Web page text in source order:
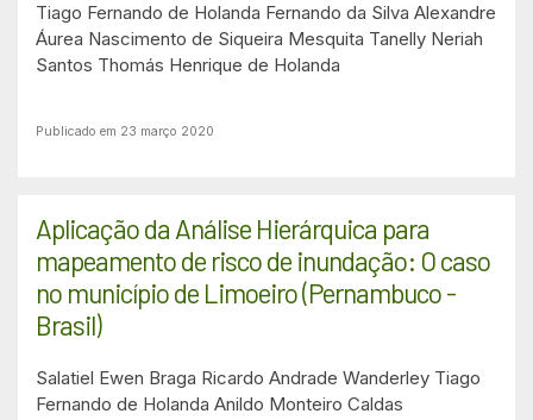
Tiago Fernando de Holanda Fernando da Silva Alexandre
Áurea Nascimento de Siqueira Mesquita Tanelly Neriah
Santos Thomás Henrique de Holanda
Publicado em 23 março 2020
Aplicação da Análise Hierárquica para
mapeamento de risco de inundação: O caso
no município de Limoeiro (Pernambuco -
Brasil)
Salatiel Ewen Braga Ricardo Andrade Wanderley Tiago
Fernando de Holanda Anildo Monteiro Caldas